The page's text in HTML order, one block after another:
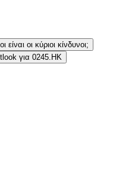
είναι οι κύριοι κίνδυνοι;
για 0245.HK